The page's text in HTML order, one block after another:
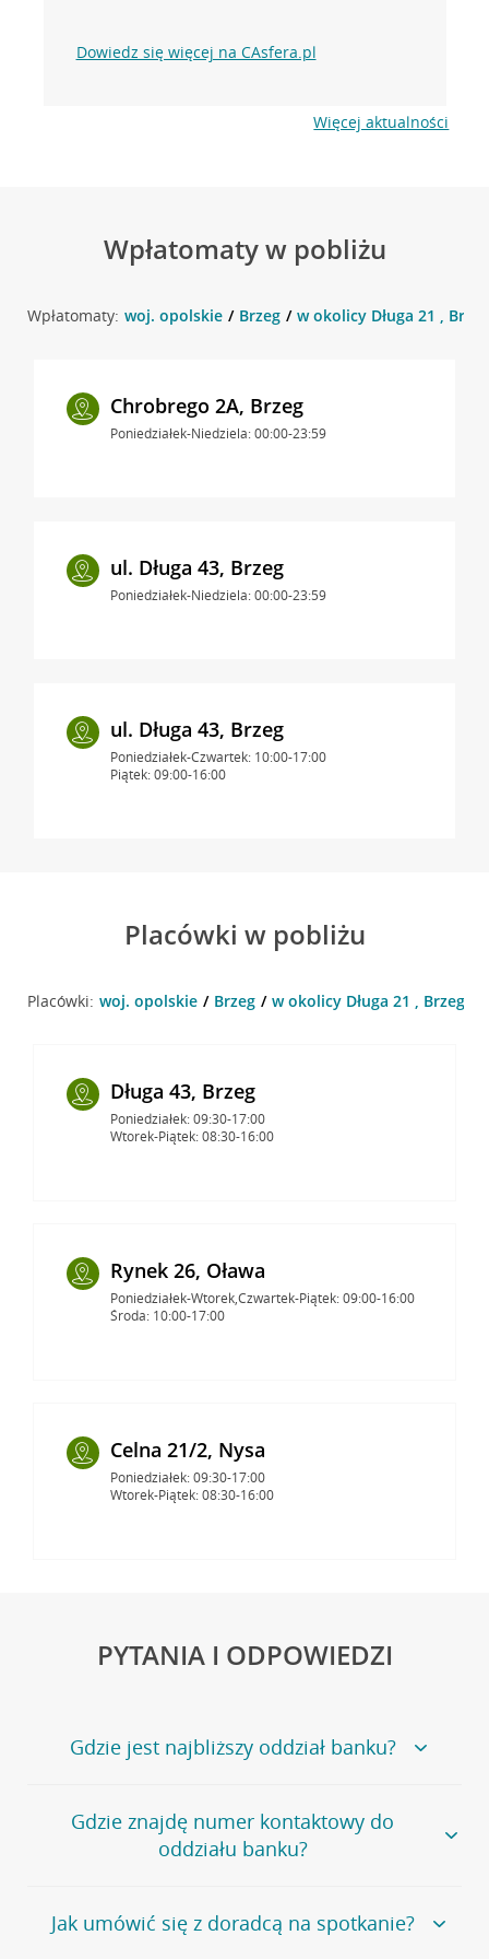
Dowiedz się więcej na CAsfera.pl
Więcej aktualności
Wpłatomaty w pobliżu
Wpłatomaty: woj. opolskie Brzeg w okolicy Długa 21 , Brzeg
Chrobrego 2A, Brzeg
Poniedziałek-Niedziela: 00:00-23:59
ul. Długa 43, Brzeg
Poniedziałek-Niedziela: 00:00-23:59
ul. Długa 43, Brzeg
Poniedziałek-Czwartek: 10:00-17:00
Piątek: 09:00-16:00
Placówki w pobliżu
Placówki: woj. opolskie Brzeg w okolicy Długa 21 , Brzeg
Długa 43, Brzeg
Poniedziałek: 09:30-17:00
Wtorek-Piątek: 08:30-16:00
Rynek 26, Oława
Poniedziałek-Wtorek,Czwartek-Piątek: 09:00-16:00
Środa: 10:00-17:00
Celna 21/2, Nysa
Poniedziałek: 09:30-17:00
Wtorek-Piątek: 08:30-16:00
PYTANIA I ODPOWIEDZI
Gdzie jest najbliższy oddział banku?
Jeśli szukasz oddziału naszego banku, zapraszamy na
stronęPlacówki i bankomaty, na której znajduje się
wygodna wyszukiwarka.
oddziałów
Gdzie znajdę numer kontaktowy do
oddziału banku?
Bank Credit Agricole nie udostępnia ogólnego numeru
telefonu do placówki bankowej.
Jak umówić się z doradcą na spotkanie?